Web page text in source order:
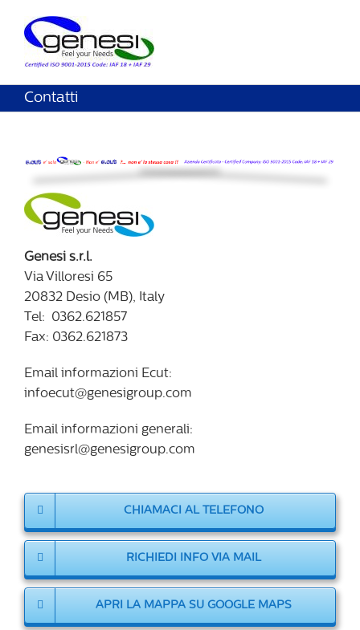
Contatti
Genesi s.r.l.
Via Villoresi 65
20832 Desio (MB), Italy
Tel: 0362.621857
Fax: 0362.621873
Email informazioni Ecut:
infoecut@genesigroup.com
Email informazioni generali:
genesisrl@genesigroup.com
CHIAMACI AL TELEFONO
RICHIEDI INFO VIA MAIL
APRI LA MAPPA SU GOOGLE MAPS